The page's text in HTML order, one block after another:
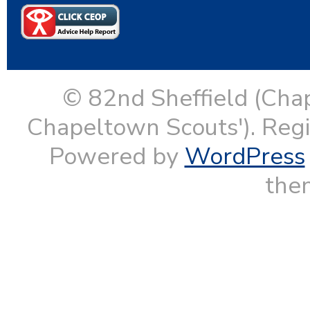
© 82nd Sheffield
Chapeltown Scouts').
Powered by WordPress